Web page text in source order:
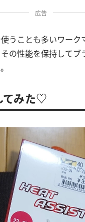
広告
うことも多いワーク
の性能を保持してブ
てみた♡